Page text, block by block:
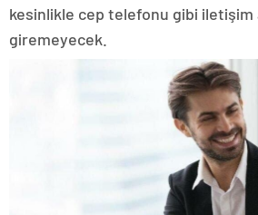
kesinlikle cep telefonu gibi iletişim
giremeyecek.